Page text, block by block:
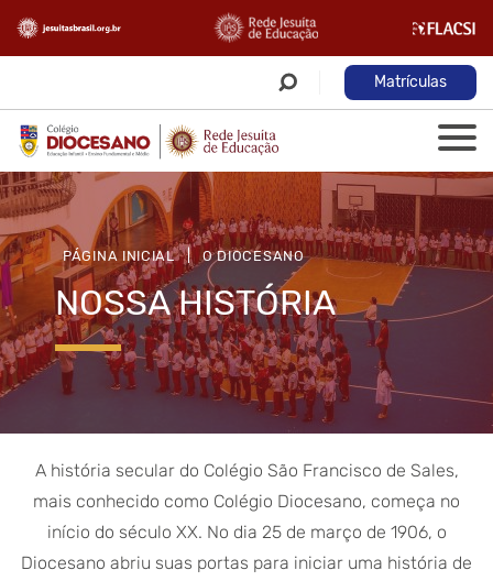
Matrículas
PÁGINA INICIAL | O DIOCESANO
NOSSA HISTÓRIA
A história secular do Colégio São Francisco de Sales,
mais conhecido como Colégio Diocesano, começa no
início do século XX. No dia 25 de março de 1906, o
Diocesano abriu suas portas para iniciar uma história de